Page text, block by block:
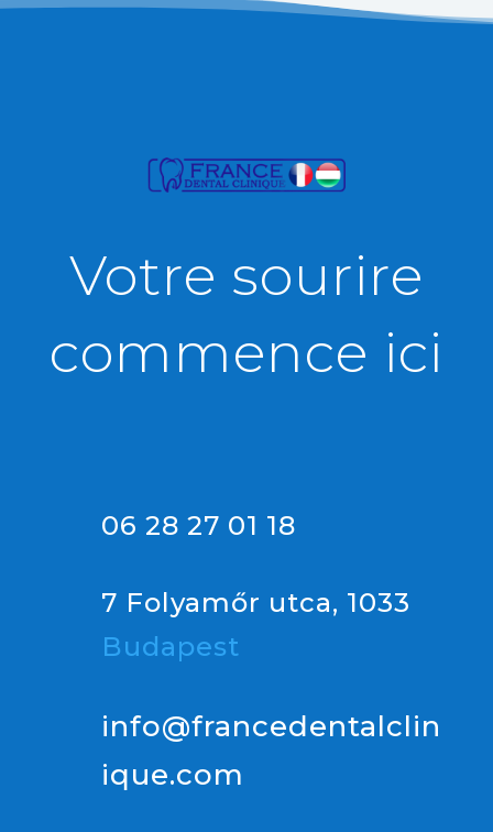
Votre sourire
commence ici
06 28 27 01 18
7 Folyamőr utca, 1033
Budapest
info@francedentalclin
ique.com